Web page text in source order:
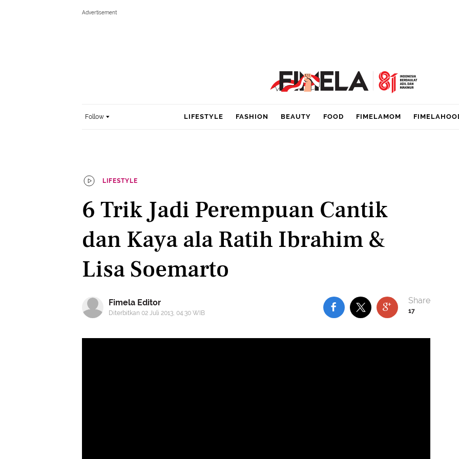
Follow LIFESTYLE FASHION BEAUTY FOOD FIMELAMOM
LIFESTYLE
6 Trik Jadi Perempuan Cantik
dan Kaya ala Ratih Ibrahim &
Lisa Soemarto
Fimela Editor
Diterbitkan 02 Juli 2013, 04:30 WIB 17